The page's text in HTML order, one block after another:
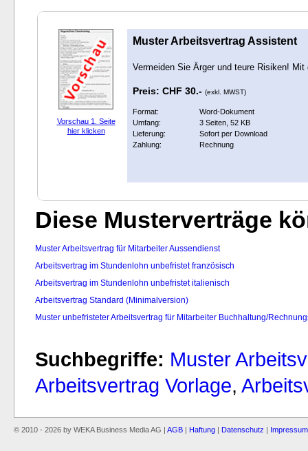
Vorschau 1. Seite
hier klicken
Muster Arbeitsvertrag Assistent
Vermeiden Sie Ärger und teure Risiken!
Preis: CHF 30.- (exkl. MWST)
Format:
Word-Dokument
Umfang:
3 Seiten, 52 KB
Lieferung:
Sofort per Download
Zahlung:
Rechnung
Diese Musterverträge
Muster Arbeitsvertrag für Mitarbeiter Aussendienst
Arbeitsvertrag im Stundenlohn unbefristet französisch
Arbeitsvertrag im Stundenlohn unbefristet italienisch
Arbeitsvertrag Standard (Minimalversion)
Muster unbefristeter Arbeitsvertrag für Mitarbeiter Buchhaltung/
Suchbegriffe: Muster
Arbeitsvertrag Vorlage,
© 2010 - 2026 by WEKA Business Media AG | AGB | Haftung | Datenschutz | Impressum